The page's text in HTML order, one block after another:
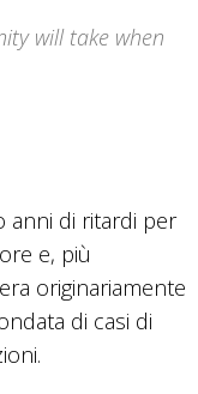
will take when
anni di ritardi per
e, più
originariamente
di casi di